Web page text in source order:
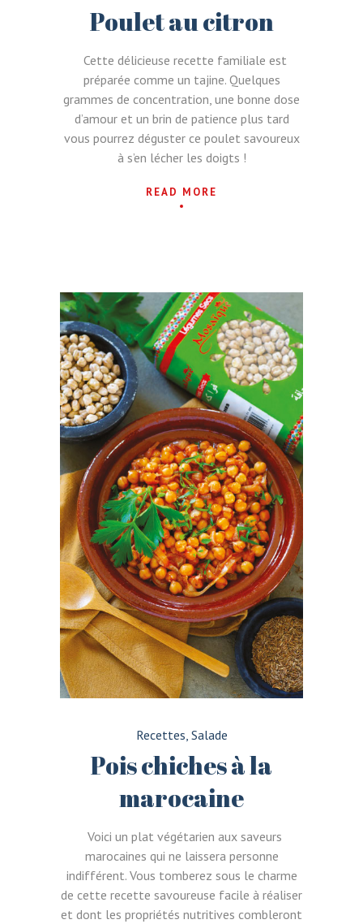
Poulet au citron
Cette délicieuse recette familiale est
préparée comme un tajine. Quelques
grammes de concentration, une bonne dose
d’amour et un brin de patience plus tard
vous pourrez déguster ce poulet savoureux
à s’en lécher les doigts !
READ MORE
Recettes, Salade
Pois chiches à la
marocaine
Voici un plat végétarien aux saveurs
marocaines qui ne laissera personne
indifférent. Vous tomberez sous le charme
de cette recette savoureuse facile à réaliser
et dont les propriétés nutritives combleront